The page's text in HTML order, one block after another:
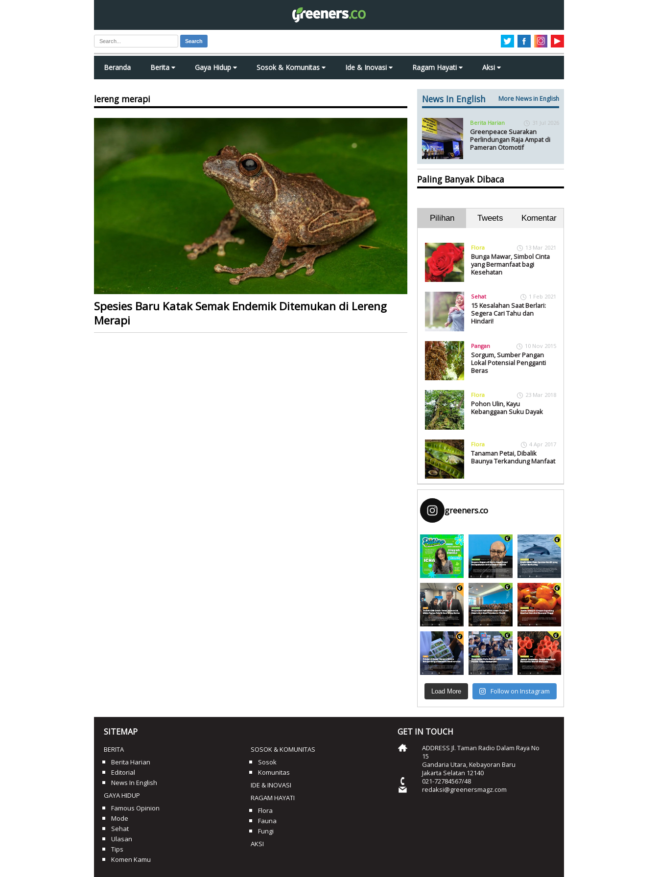
Search
Beranda Berita Gaya Hidup Sosok & Komunitas Ide & Inovasi Ragam Hayati Aksi
lereng merapi
Spesies Baru Katak Semak Endemik Ditemukan di Lereng
Merapi
News In English More News in English
Berita Harian 31 Jul 2026
Greenpeace Suarakan
Perlindungan Raja Ampat di
Pameran Otomotif
Paling Banyak Dibaca
Pilihan Tweets Komentar
Flora 13 Mar 2021
Bunga Mawar, Simbol Cinta
yang Bermanfaat bagi
Kesehatan
Sehat 1 Feb 2021
15 Kesalahan Saat Berlari:
Segera Cari Tahu dan
Hindari!
Pangan 10 Nov 2015
Sorgum, Sumber Pangan
Lokal Potensial Pengganti
Beras
Flora 23 Mar 2018
Pohon Ulin, Kayu
Kebanggaan Suku Dayak
Flora 4 Apr 2017
Tanaman Petai, Dibalik
Baunya Terkandung Manfaat
greeners.co
Load More Follow on Instagram
SITEMAP
BERITA
Berita Harian
Editorial
News In English
GAYA HIDUP
Famous Opinion
Mode
Sehat
Ulasan
Tips
Komen Kamu
SOSOK & KOMUNITAS
Sosok
Komunitas
IDE & INOVASI
RAGAM HAYATI
Flora
Fauna
Fungi
AKSI
GET IN TOUCH
ADDRESS Jl. Taman Radio Dalam Raya No
15
Gandaria Utara, Kebayoran Baru
Jakarta Selatan 12140
021-72784567/48
redaksi@greenersmagz.com